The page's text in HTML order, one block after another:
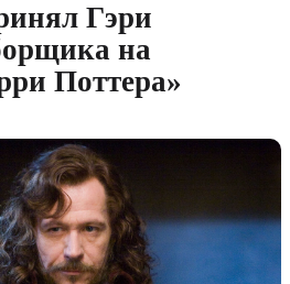
Гэри
на
Поттера»